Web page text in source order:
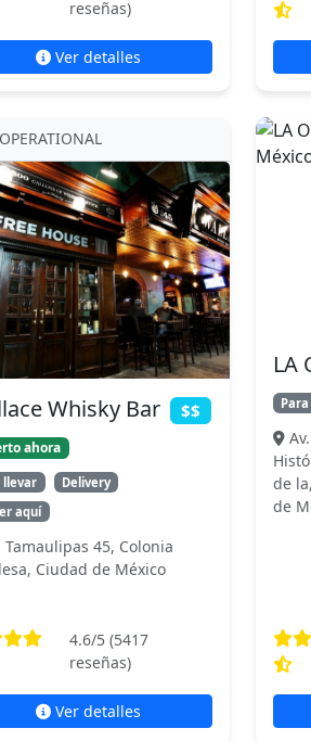
reseñas)
Ver detalles
OPERATIONAL
Whisky Bar $$
ahora
llevar
Delivery
aquí
Tamaulipas 45, Colonia
Ciudad de México
4.6/5 (5417
reseñas)
Ver detalles
LA
de
de